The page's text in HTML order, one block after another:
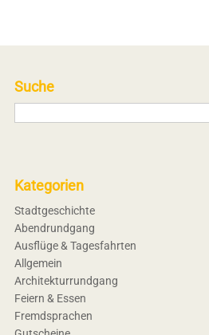
Suche
Kategorien
Stadtgeschichte
Abendrundgang
Ausflüge & Tagesfahrten
Allgemein
Architekturrundgang
Feiern & Essen
Fremdsprachen